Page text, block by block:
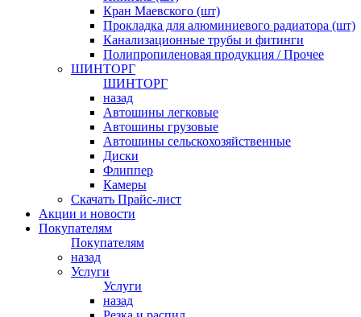
Кран Маевского (шт)
Прокладка для алюминиевого радиатора (шт)
Канализационные трубы и фитинги
Полипропиленовая продукция / Прочее
ШИНТОРГ
ШИНТОРГ
назад
Автошины легковые
Автошины грузовые
Автошины сельскохозяйственные
Диски
Флиппер
Камеры
Скачать Прайс-лист
Акции и новости
Покупателям
Покупателям
назад
Услуги
Услуги
назад